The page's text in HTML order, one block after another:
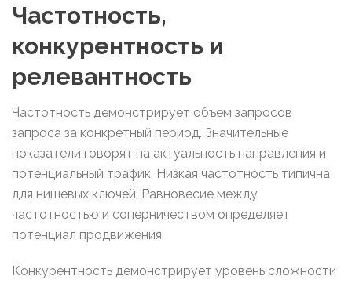
Частотность,
конкурентность и
релевантность
Частотность демонстрирует объем запросов
запроса за конкретный период. Значительные
показатели говорят на актуальность направления и
потенциальный трафик. Низкая частотность типична
для нишевых ключей. Равновесие между
частотностью и соперничеством определяет
потенциал продвижения.
Конкурентность демонстрирует уровень сложности